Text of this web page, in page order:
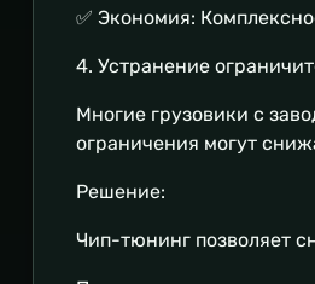
✅ Экономия:
4. Устранение
Многие грузовики с
ограничения могут
Решение:
Чип-тюнинг позволяет